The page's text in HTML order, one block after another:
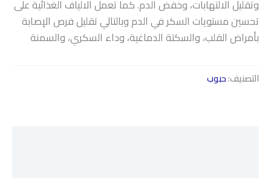
وتقليل الالتهابات، وخفض الدم. كما تعمل الالياف الغذائية على
تحسين مستويات السكر في الدم وبالتالي تقليل فرص الإصابة
بأمراض القلب، والسكتة الدماغية، وداء السكري، والسمنة
التصنيف:حبوب